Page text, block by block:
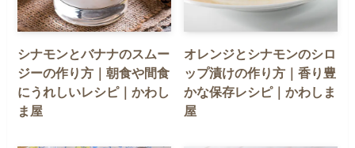
シナモンとバナナのスムー
ジーの作り方｜朝食や間食
にうれしいレシピ｜かわし
ま屋
オレンジとシナモンのシロ
ップ漬けの作り方｜香り豊
かな保存レシピ｜かわしま
屋